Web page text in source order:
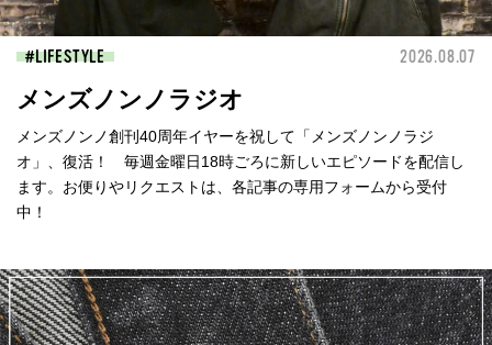
LIFESTYLE 2026.08.07
メンズノンノラジオ
メンズノンノ創刊40周年イヤーを祝して「メンズノンノラジ
オ」、復活！ 毎週金曜日18時ごろに新しいエピソードを配信し
ます。お便りやリクエストは、各記事の専用フォームから受付
中！